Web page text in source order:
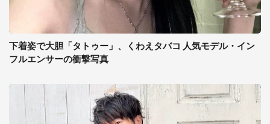
下着姿で大胆「タトゥー」、くわえタバコ 人気モデル・イン
フルエンサーの衝撃写真